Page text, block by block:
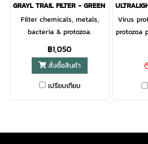
GRAYL TRAIL FILTER - GREEN CARTRIDGE
Filter chemicals, metals,
bacteria & protozoa.
฿1,050
สั่งซื้อสินค้า
เปรียบเทียบ
Virus
protozoa
300